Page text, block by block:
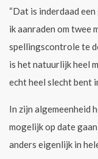
“Dat is inderdaad
ik aanraden om twee
spellingscontrole te
is het natuurlijk heel
echt heel slecht bent
In zijn algemeenheid
mogelijk op date
anders eigenlijk in